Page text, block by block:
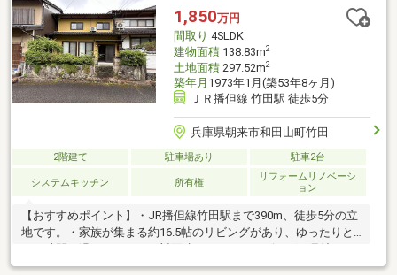
での利用も想定できる間取りです。・家から出入りできるガレー
ジ倉庫と勝手口があり、荷物の出し入れや日常の動線にも使えま
す。
1,850万円
間取り 4SLDK
建物面積138.83m2
土地面積297.52m2
築年月 1973年1月(築53年8ヶ月)
ＪＲ播但線 竹田駅 徒歩5分
兵庫県朝来市和田山町竹田
2階建て 駐車場あり 駐車2台
システムキッチン 所有権
リフォームリノベーシ
ョン
【おすすめポイント】・JR播但線竹田駅まで390m、徒歩5分の立
地です。・家族が集まる約16.5帖のリビングがあり、ゆったりと
配置です。・パントリーがあり、食品や日用品の保管に使えま